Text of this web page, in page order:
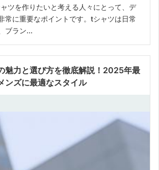
ツを作りたいと考える人々にとって、デ
常に重要なポイントです。tシャツは日常
ブラン...
魅力と選び方を徹底解説！2025年最
ンズに最適なスタイル